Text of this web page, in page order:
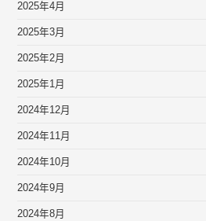
2025年4月
2025年3月
2025年2月
2025年1月
2024年12月
2024年11月
2024年10月
2024年9月
2024年8月